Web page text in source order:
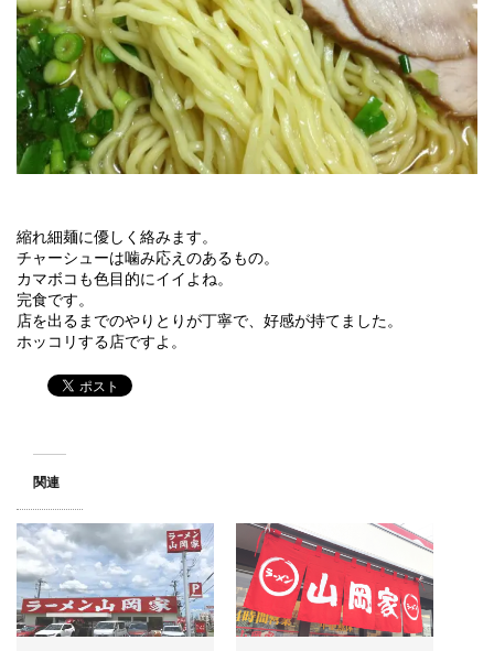
縮れ細麺に優しく絡みます。
チャーシューは噛み応えのあるもの。
カマボコも色目的にイイよね。
完食です。
店を出るまでのやりとりが丁寧で、好感が持てました。
ホッコリする店ですよ。
関連